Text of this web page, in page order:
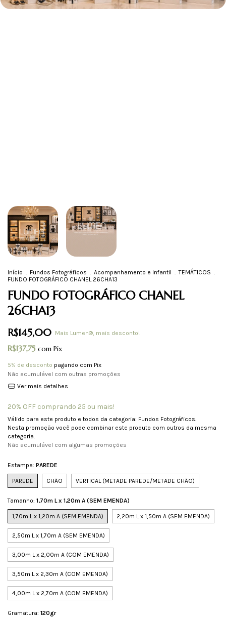
Início . Fundos Fotográficos . Acompanhamento e Infantil . TEMÁTICOS .
FUNDO FOTOGRÁFICO CHANEL 26CHA13
FUNDO FOTOGRÁFICO CHANEL
26CHA13
R$145,00 Mais Lumen®, mais desconto!
R$137,75 com Pix
5% de desconto pagando com Pix
Não acumulável com outras promoções
Ver mais detalhes
20% OFF comprando 25 ou mais!
Válido para este produto e todos da categoria: Fundos Fotográficos.
Nesta promoção você pode combinar este produto com outros da mesma
categoria.
Não acumulável com algumas promoções
Estampa: PAREDE
PAREDE CHÃO VERTICAL (METADE PAREDE/METADE CHÃO)
Tamanho: 1,70m L x 1,20m A (SEM EMENDA)
1,70m L x 1,20m A (SEM EMENDA) 2,20m L x 1,50m A (SEM EMENDA)
2,50m L x 1,70m A (SEM EMENDA)
3,00m L x 2,00m A (COM EMENDA)
3,50m L x 2,30m A (COM EMENDA)
4,00m L x 2,70m A (COM EMENDA)
Gramatura: 120gr